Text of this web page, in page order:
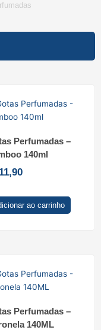
Perfumadas –
140ml
ao carrinho
Perfumadas –
140ML